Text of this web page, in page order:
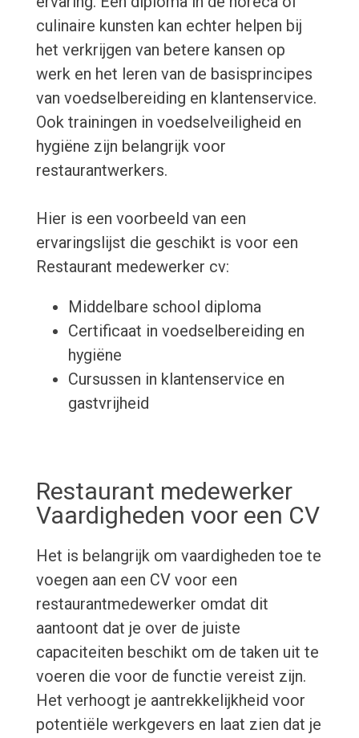
culinaire kunsten kan echter helpen bij
het verkrijgen van betere kansen op
werk en het leren van de basisprincipes
van voedselbereiding en klantenservice.
Ook trainingen in voedselveiligheid en
hygiëne zijn belangrijk voor
restaurantwerkers.
Hier is een voorbeeld van een
ervaringslijst die geschikt is voor een
Restaurant medewerker cv:
Middelbare school diploma
Certificaat in voedselbereiding en
hygiëne
Cursussen in klantenservice en
gastvrijheid
Restaurant medewerker
Vaardigheden voor een CV
Het is belangrijk om vaardigheden toe te
voegen aan een CV voor een
restaurantmedewerker omdat dit
aantoont dat je over de juiste
capaciteiten beschikt om de taken uit te
voeren die voor de functie vereist zijn.
Het verhoogt je aantrekkelijkheid voor
potentiële werkgevers en laat zien dat je